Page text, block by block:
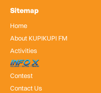
Sitemap
Home
About KUPIKUPI FM
Activities
InfoX
Contest
Contact Us